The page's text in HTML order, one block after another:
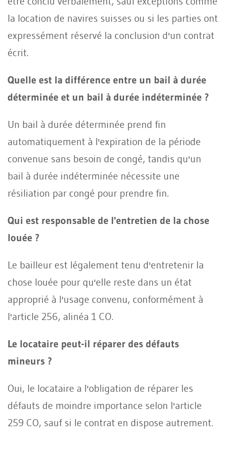
la location de navires suisses ou si les parties ont
expressément réservé la conclusion d'un contrat
écrit.
Quelle est la différence entre un bail à durée
déterminée et un bail à durée indéterminée ?
Un bail à durée déterminée prend fin
automatiquement à l'expiration de la période
convenue sans besoin de congé, tandis qu'un
bail à durée indéterminée nécessite une
résiliation par congé pour prendre fin.
Qui est responsable de l'entretien de la chose
louée ?
Le bailleur est légalement tenu d'entretenir la
chose louée pour qu'elle reste dans un état
approprié à l'usage convenu, conformément à
l'article 256, alinéa 1 CO.
Le locataire peut-il réparer des défauts
mineurs ?
Oui, le locataire a l'obligation de réparer les
défauts de moindre importance selon l'article
259 CO, sauf si le contrat en dispose autrement.